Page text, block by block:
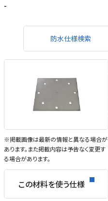
-
防水仕様検索
※掲載画像は最新の情報と異なる場合が
あります。また掲載内容は予告なく変更す
る場合があります。
この材料を使う仕様